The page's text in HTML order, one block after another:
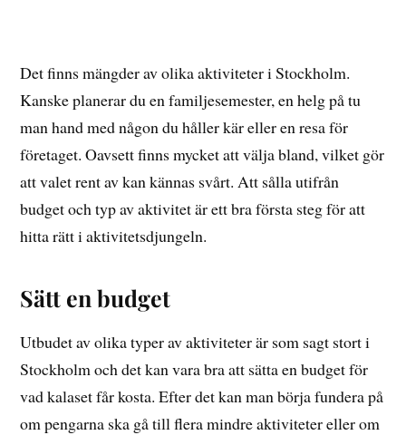
Det finns mängder av olika aktiviteter i Stockholm.
Kanske planerar du en familjesemester, en helg på tu
man hand med någon du håller kär eller en resa för
företaget. Oavsett finns mycket att välja bland, vilket gör
att valet rent av kan kännas svårt. Att sålla utifrån
budget och typ av aktivitet är ett bra första steg för att
hitta rätt i aktivitetsdjungeln.
Sätt en budget
Utbudet av olika typer av aktiviteter är som sagt stort i
Stockholm och det kan vara bra att sätta en budget för
vad kalaset får kosta. Efter det kan man börja fundera på
om pengarna ska gå till flera mindre aktiviteter eller om